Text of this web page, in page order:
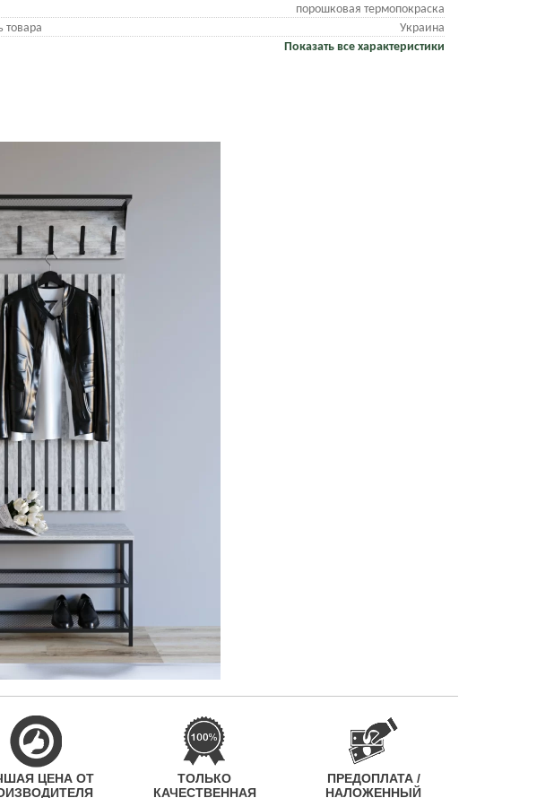
порошковая термопокраска
товара
Украина
Показать все характеристики
ЦЕНА ОТ
ТОЛЬКО
КАЧЕСТВЕННАЯ
ПРЕДОПЛАТА /
НАЛОЖЕННЫЙ